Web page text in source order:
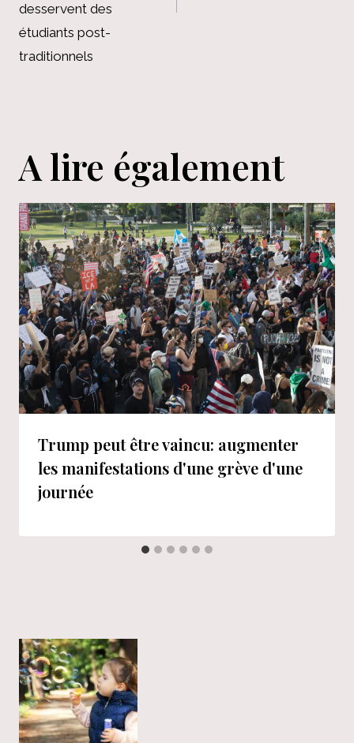
desservent des
étudiants post-
traditionnels
A lire également
Trump peut être vaincu: augmenter
les manifestations d'une grève d'une
journée